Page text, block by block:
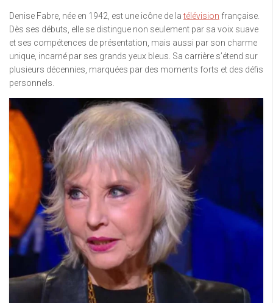
Denise Fabre, née en 1942, est une icône de latélévision française.
Dès ses débuts, elle se distingue non seulement par sa voix suave
et ses compétences de présentation, mais aussi par son charme
unique, incarné par ses grands yeux bleus. Sa carrière s’étend sur
plusieurs décennies, marquées par des moments forts et des défis
personnels.